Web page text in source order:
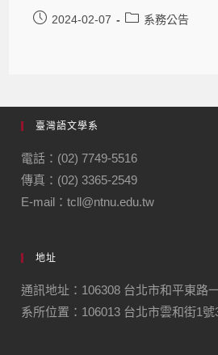
2024-02-07 系務公告
臺灣語文學系
電話：(02) 7749-5516
傳真：(02) 3365-2549
E-mail：tcll@ntnu.edu.tw
地址
通訊地址：106308 台北市和平東路
系所位置：106013 台北市雲和街1號